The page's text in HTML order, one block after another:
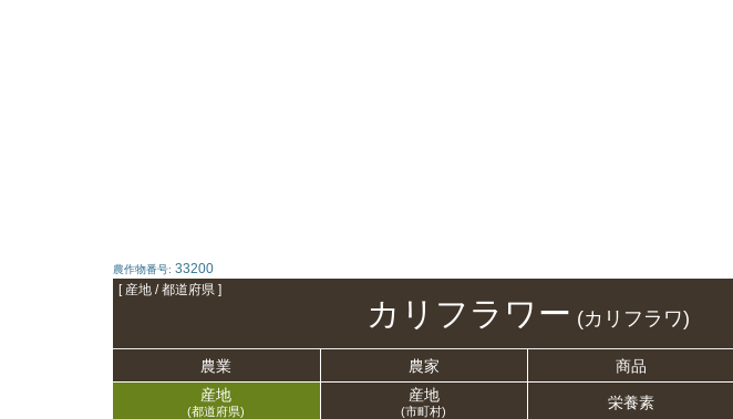
農作物番号: 33200
[ 産地 / 都道府県 ]
カリフラワー (カリフラワ)
農業 農家 商品
産地
(都道府県)
産地
(市町村) 栄養素